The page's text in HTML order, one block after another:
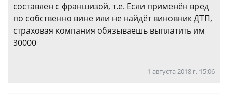
составлен с франшизой, т.е. Если применён вред
по собственно вине или не найдёт виновник ДТП,
страховая компания обязываешь выплатить им
30000
1 августа 2018 г. 15:06